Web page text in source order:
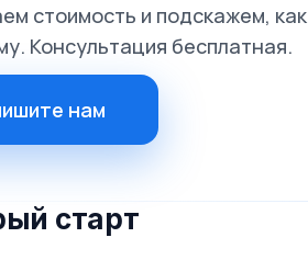
стоимость и подскажем,
Консультация бесплатная.
нам
старт